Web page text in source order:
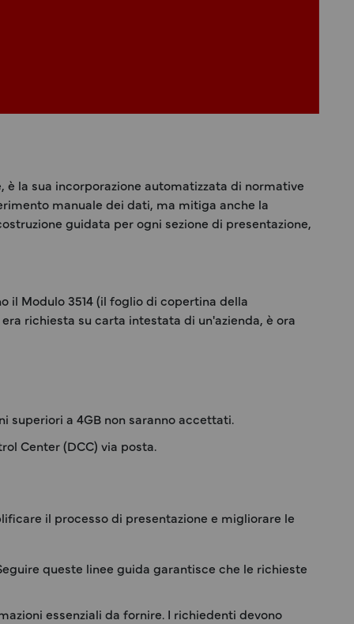
la sua incorporazione automatizzata di normative
manuale dei dati, ma mitiga anche la
guidata per ogni sezione di presentazione,
il Modulo 3514 (il foglio di copertina della
richiesta su carta intestata di un'azienda, è ora
superiori a 4GB non saranno accettati.
Center (DCC) via posta.
il processo di presentazione e migliorare le
queste linee guida garantisce che le richieste
essenziali da fornire. I richiedenti devono